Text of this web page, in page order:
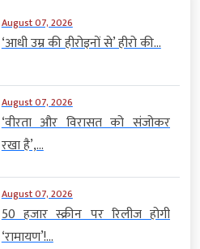
August 07, 2026
‘आधी उम्र की हीरोइनों से’ हीरो की...
August 07, 2026
‘वीरता और विरासत को संजोकर
रखा है’,...
August 07, 2026
50 हजार स्क्रीन पर रिलीज होगी
‘रामायण’!...